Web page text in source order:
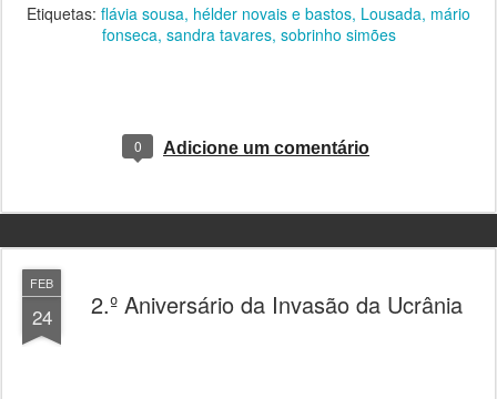
Etiquetas: flávia sousa hélder novais e bastos Lousada mário
fonseca sandra tavares sobrinho simões
0 Adicione um comentário
FEB
24 2.º Aniversário da Invasão da Ucrânia